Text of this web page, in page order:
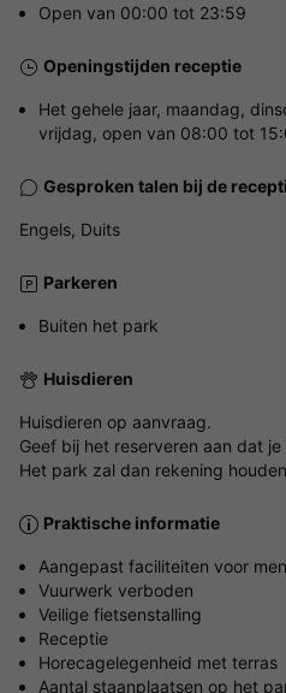
Open van 00:00 tot 23:59
Openingstijden receptie
Het gehele jaar, maandag,
vrijdag, open van 08:00 tot
Gesproken talen bij de
Engels, Duits
Parkeren
Buiten het park
Huisdieren
Huisdieren op aanvraag.
Geef bij het reserveren aan dat
Het park zal dan rekening
Praktische informatie
Aangepast faciliteiten voor
Vuurwerk verboden
Veilige fietsenstalling
Receptie
Horecagelegenheid met terras
Aantal staanplaatsen op het